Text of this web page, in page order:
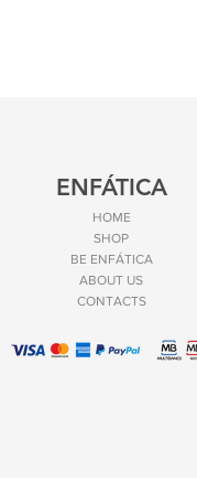
ENFÁTICA
HOME
SHOP
BE ENFÁTICA
ABOUT US
CONTACTS